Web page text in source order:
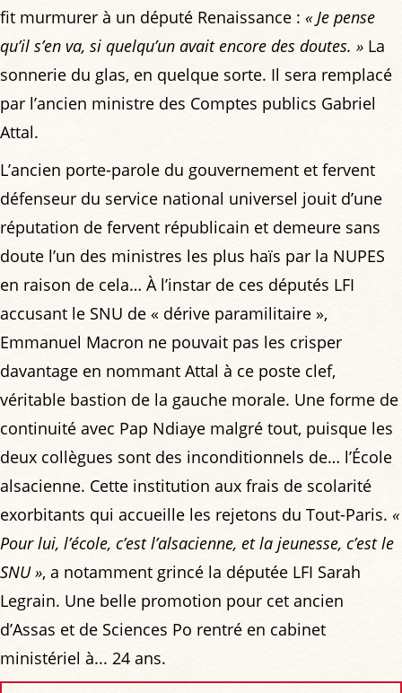
fit murmurer à un député Renaissance : « Je pense
qu’il s’en va, si quelqu’un avait encore des doutes. » La
sonnerie du glas, en quelque sorte. Il sera remplacé
par l’ancien ministre des Comptes publics Gabriel
Attal.
L’ancien porte-parole du gouvernement et fervent
défenseur du service national universel jouit d’une
réputation de fervent républicain et demeure sans
doute l’un des ministres les plus haïs par la NUPES
en raison de cela… À l’instar de ces députés LFI
accusant le SNU de « dérive paramilitaire »,
Emmanuel Macron ne pouvait pas les crisper
davantage en nommant Attal à ce poste clef,
véritable bastion de la gauche morale. Une forme de
continuité avec Pap Ndiaye malgré tout, puisque les
deux collègues sont des inconditionnels de… l’École
alsacienne. Cette institution aux frais de scolarité
exorbitants qui accueille les rejetons du Tout-Paris. «
Pour lui, l’école, c’est l’alsacienne, et la jeunesse, c’est le
SNU », a notamment grincé la députée LFI Sarah
Legrain. Une belle promotion pour cet ancien
d’Assas et de Sciences Po rentré en cabinet
ministériel à... 24 ans.